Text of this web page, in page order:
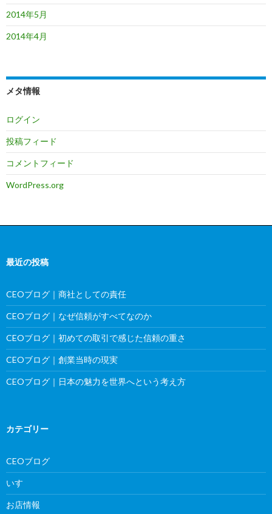
2014年5月
2014年4月
メタ情報
ログイン
投稿フィード
コメントフィード
WordPress.org
最近の投稿
CEOブログ｜商社としての責任
CEOブログ｜なぜ信頼がすべてなのか
CEOブログ｜初めての取引で感じた信頼の重さ
CEOブログ｜創業当時の現実
CEOブログ｜日本の魅力を世界へという考え方
カテゴリー
CEOブログ
いすゞ
お店情報